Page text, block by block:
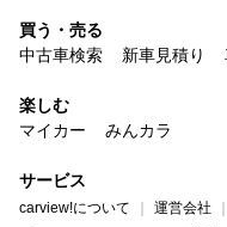
買う・売る
中古車検索
新車見積り
楽しむ
マイカー
みんカラ
サービス
carview!について 運営会社